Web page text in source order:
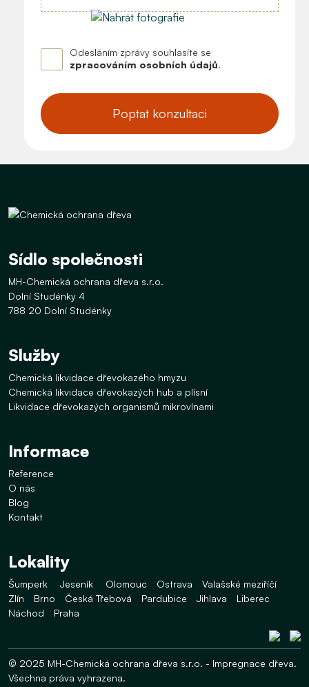
Odesláním zprávy souhlasíte se
zpracováním osobních údajů.
Poptat konzultaci
Sídlo společnosti
MH-Chemická ochrana dřeva s.r.o.
Dolní Studénky 4
788 20 Dolní Studénky
Služby
Chemická likvidace dřevokazého hmyzu
Chemická likvidace dřevokazých hub a plísní
Likvidace dřevokazých organismů mikrovlnami
Informace
Reference
O nás
Blog
Kontakt
Lokality
Šumperk Jeseník Olomouc Ostrava
Valašské meziříčí
Zlín
Brno Česká Třebová Pardubice Jihlava
Liberec
Náchod
Praha
© 2025 MH-Chemická ochrana dřeva s.r.o. - Impregnace dřeva.
Všechna práva vyhrazena.